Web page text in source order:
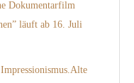
Dokumentarfilm
läuft ab 16. Juli